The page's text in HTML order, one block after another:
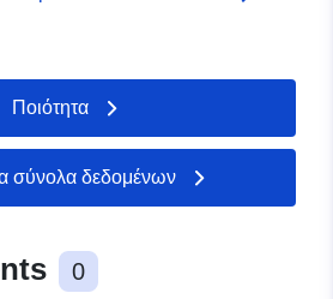
Ποιότητα
σύνολα δεδομένων
0